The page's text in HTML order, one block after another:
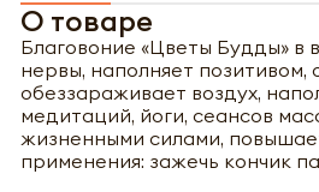
О товаре
Благовоние «Цветы Будды» в
нервы, наполняет
обеззараживает воздух,
медитаций, йоги, сеансов
жизненными силами,
применения: зажечь кончик